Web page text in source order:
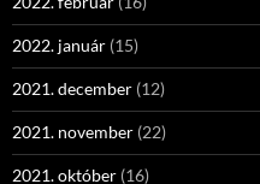
2022. január (15)
2021. december (12)
2021. november (22)
2021. október (16)